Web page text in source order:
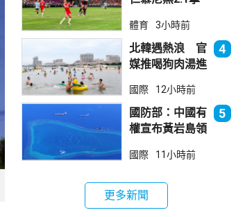
體育 3小時前
北韓遇熱浪 官
媒推喝狗肉湯進
4
國際 12小時前
國防部：中國有
權宣布黃岩島領
犯主權
5
國際 11小時前
更多新聞